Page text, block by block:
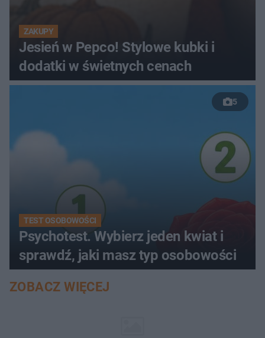
ZAKUPY
Jesień w Pepco! Stylowe kubki i
dodatki w świetnych cenach
5
TEST OSOBOWOŚCI
Psychotest. Wybierz jeden kwiat i
sprawdź, jaki masz typ osobowości
ZOBACZ WIĘCEJ